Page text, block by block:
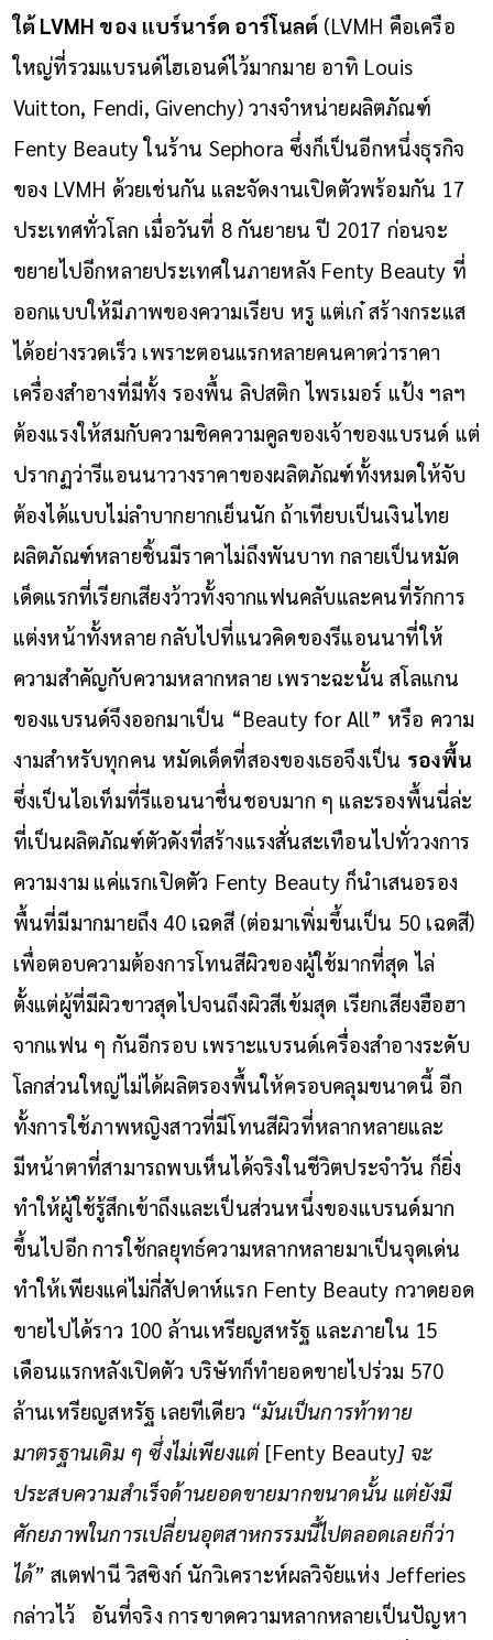
ใต้LVMH ของ แบร์นาร์ด อาร์โนลต์ (LVMH คือเครือ
ใหญ่ที่รวมแบรนด์ไฮเอนด์ไว้มากมาย อาทิ Louis
Vuitton, Fendi, Givenchy) วางจำหน่ายผลิตภัณฑ์
Fenty Beauty ในร้าน Sephora ซึ่งก็เป็นอีกหนึ่งธุรกิจ
ของ LVMH ด้วยเช่นกัน และจัดงานเปิดตัวพร้อมกัน 17
ประเทศทั่วโลก เมื่อวันที่ 8 กันยายน ปี 2017 ก่อนจะ
ขยายไปอีกหลายประเทศในภายหลัง Fenty Beauty ที่
ออกแบบให้มีภาพของความเรียบ หรู แต่เก๋ สร้างกระแส
ได้อย่างรวดเร็ว เพราะตอนแรกหลายคนคาดว่าราคา
เครื่องสำอางที่มีทั้ง รองพื้น ลิปสติก ไพรเมอร์ แป้ง ฯลฯ
ต้องแรงให้สมกับความชิคความคูลของเจ้าของแบรนด์ แต่
ปรากฏว่ารีแอนนาวางราคาของผลิตภัณฑ์ทั้งหมดให้จับ
ต้องได้แบบไม่ลำบากยากเย็นนัก ถ้าเทียบเป็นเงินไทย
ผลิตภัณฑ์หลายชิ้นมีราคาไม่ถึงพันบาท กลายเป็นหมัด
เด็ดแรกที่เรียกเสียงว้าวทั้งจากแฟนคลับและคนที่รักการ
แต่งหน้าทั้งหลาย กลับไปที่แนวคิดของรีแอนนาที่ให้
ความสำคัญกับความหลากหลาย เพราะฉะนั้น สโลแกน
ของแบรนด์จึงออกมาเป็น “Beauty for All” หรือ ความ
งามสำหรับทุกคน หมัดเด็ดที่สองของเธอจึงเป็น รองพื้น
ซึ่งเป็นไอเท็มที่รีแอนนาชื่นชอบมาก ๆ และรองพื้นนี่ล่ะ
ที่เป็นผลิตภัณฑ์ตัวดังที่สร้างแรงสั่นสะเทือนไปทั่ววงการ
ความงาม แค่แรกเปิดตัว Fenty Beauty ก็นำเสนอรอง
พื้นที่มีมากมายถึง 40 เฉดสี (ต่อมาเพิ่มขึ้นเป็น 50 เฉดสี)
เพื่อตอบความต้องการโทนสีผิวของผู้ใช้มากที่สุด ไล่
ตั้งแต่ผู้ที่มีผิวขาวสุดไปจนถึงผิวสีเข้มสุด เรียกเสียงฮือฮา
จากแฟน ๆ กันอีกรอบ เพราะแบรนด์เครื่องสำอางระดับ
โลกส่วนใหญ่ไม่ได้ผลิตรองพื้นให้ครอบคลุมขนาดนี้ อีก
ทั้งการใช้ภาพหญิงสาวที่มีโทนสีผิวที่หลากหลายและ
มีหน้าตาที่สามารถพบเห็นได้จริงในชีวิตประจำวัน ก็ยิ่ง
ทำให้ผู้ใช้รู้สึกเข้าถึงและเป็นส่วนหนึ่งของแบรนด์มาก
ขึ้นไปอีก การใช้กลยุทธ์ความหลากหลายมาเป็นจุดเด่น
ทำให้เพียงแค่ไม่กี่สัปดาห์แรก Fenty Beauty กวาดยอด
ขายไปได้ราว 100 ล้านเหรียญสหรัฐ และภายใน 15
เดือนแรกหลังเปิดตัว บริษัทก็ทำยอดขายไปร่วม 570
ล้านเหรียญสหรัฐ เลยทีเดียว “มันเป็นการท้าทาย
มาตรฐานเดิม ๆ ซึ่งไม่เพียงแต่ [Fenty Beauty] จะ
ประสบความสำเร็จด้านยอดขายมากขนาดนั้น แต่ยังมี
ศักยภาพในการเปลี่ยนอุตสาหกรรมนี้ไปตลอดเลยก็ว่า
ได้” สเตฟานี วิสซิงก์ นักวิเคราะห์ผลวิจัยแห่ง Jefferies
กล่าวไว้
อันที่จริง การขาดความหลากหลายเป็นปัญหา